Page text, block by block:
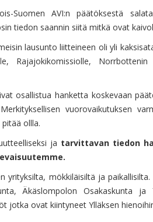
Suomen AVI:n päätöksestä
tiedon saannin siitä mitkä ovat
lausunto liitteineen oli yli
Rajajokikomissiolle,
osallistua hanketta koskevaan
vuorovaikutuksen
ollla.
ja tarvittavan tiedon
yrityksilta, mökkiläisiltä ja
Äkäslompolon Osakaskunta
jotka ovat kiintyneet Ylläksen